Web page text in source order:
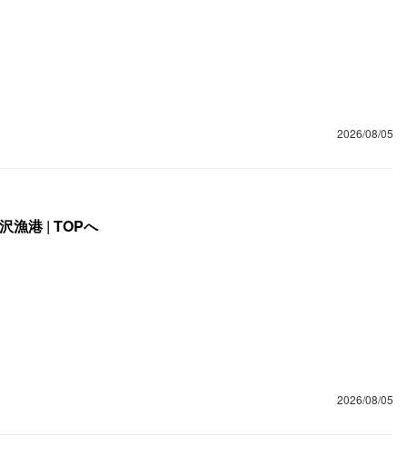
2026/08/05
漁港| TOPへ
2026/08/05